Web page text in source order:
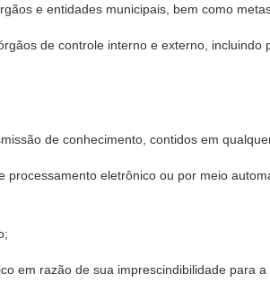
e entidades municipais, bem como
de controle interno e externo, incluindo
de conhecimento, contidos em
eletrônico ou por meio
em razão de sua imprescindibilidade para